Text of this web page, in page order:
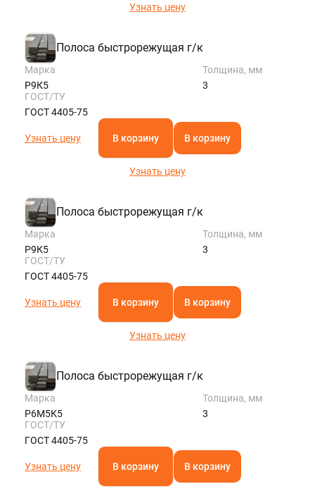
Узнать цену
Полоса быстрорежущая г/к
Марка
Р9К5
Толщина, мм
3
ГОСТ/ТУ
ГОСТ 4405-75
Узнать цену В корзину В корзину
Узнать цену
Полоса быстрорежущая г/к
Марка
Р9К5
Толщина, мм
3
ГОСТ/ТУ
ГОСТ 4405-75
Узнать цену В корзину В корзину
Узнать цену
Полоса быстрорежущая г/к
Марка
Р6М5К5
Толщина, мм
3
ГОСТ/ТУ
ГОСТ 4405-75
Узнать цену В корзину В корзину